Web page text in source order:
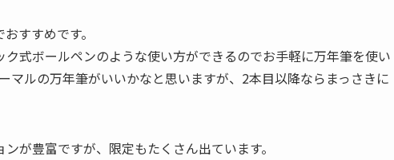
すすめです。
式ボールペンのような使い方ができるのでお手軽に万年筆を使い
マルの万年筆がいいかなと思いますが、2本目以降ならまっさきに
が豊富ですが、限定もたくさん出ています。